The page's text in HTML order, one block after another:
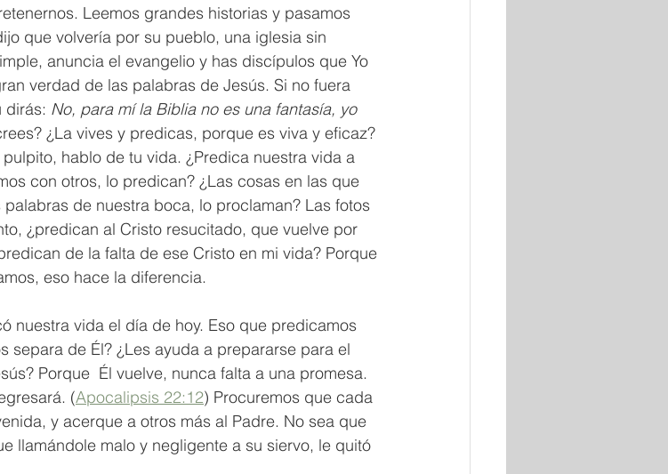
Leemos grandes historias y pasamos
que volvería por su pueblo, una iglesia sin
anuncia el evangelio y has discípulos que Yo
verdad de las palabras de Jesús. Si no fuera
dirás: No, para mí la Biblia no es una fantasía, yo
¿La vives y predicas, porque es viva y eficaz?
hablo de tu vida. ¿Predica nuestra vida a
con otros, lo predican? ¿Las cosas en las que
de nuestra boca, lo proclaman? Las fotos
¿predican al Cristo resucitado, que vuelve por
de la falta de ese Cristo en mi vida? Porque
eso hace la diferencia.
nuestra vida el día de hoy. Eso que predicamos
separa de Él? ¿Les ayuda a prepararse para el
Porque  Él vuelve, nunca falta a una promesa.
(Apocalipsis 22:12) Procuremos que cada
y acerque a otros más al Padre. No sea que
llamándole malo y negligente a su siervo, le quitó